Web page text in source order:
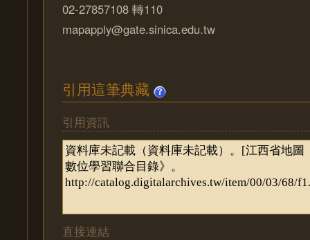
02-27857108 轉110
mapapply@gate.sinica.edu.tw
引用這筆典藏
引用資訊
直接連結